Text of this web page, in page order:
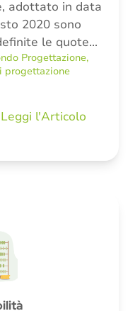
adottato in data
2020 sono
le quote…
Progettazione,
progettazione
Leggi l'Articolo